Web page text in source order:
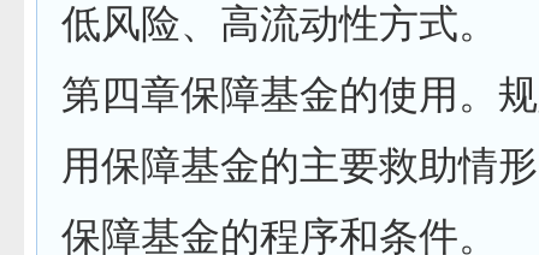
低风险、高流动性方式。
第四章保障基金的使用。
用保障基金的主要救助情
保障基金的程序和条件。